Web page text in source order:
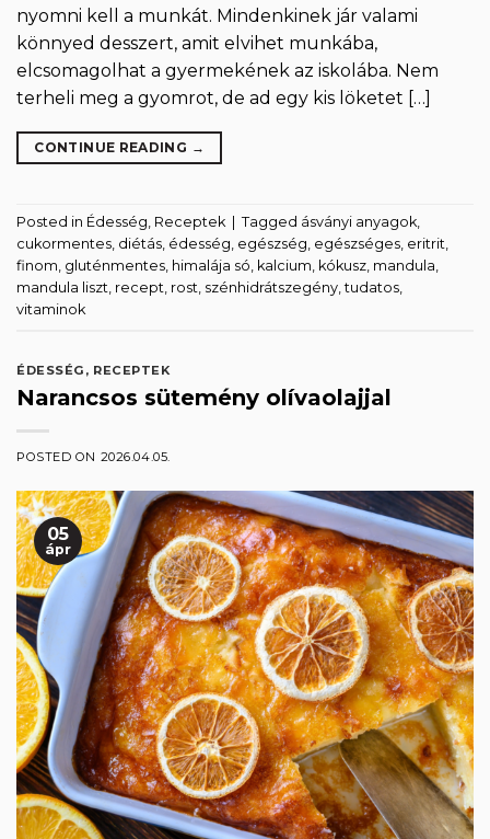
nyomni kell a munkát. Mindenkinek jár valami
könnyed desszert, amit elvihet munkába,
elcsomagolhat a gyermekének az iskolába. Nem
terheli meg a gyomrot, de ad egy kis löketet […]
CONTINUE READING →
Posted in Édesség, Receptek Tagged ásványi anyagok,
cukormentes, diétás, édesség, egészség, egészséges, eritrit,
finom, gluténmentes, himalája só, kalcium, kókusz, mandula,
mandula liszt, recept, rost, szénhidrátszegény,tudatos,
vitaminok
ÉDESSÉG , RECEPTEK
Narancsos sütemény olívaolajjal
POSTED ON 2026.04.05.
05
ápr